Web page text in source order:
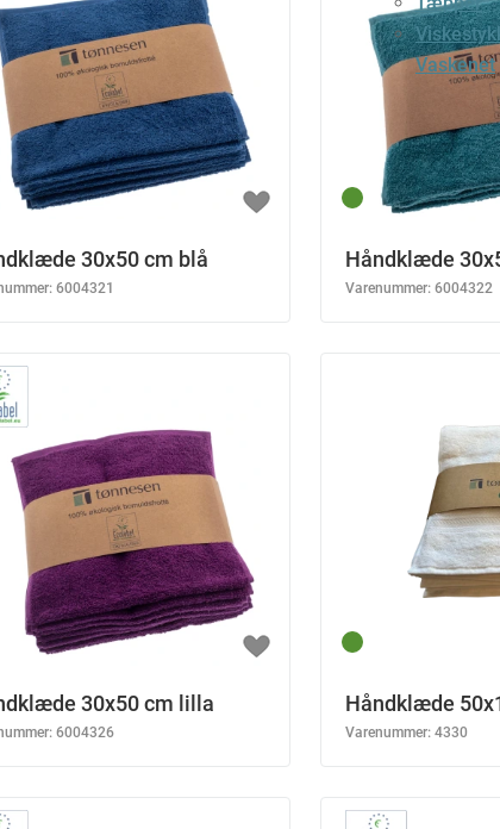
Vaskenet
30x50 cm blå
6004321
Håndklæde
Varenummer:6004322
30x50 cm lilla
6004326
Håndklæde
Varenummer:4330